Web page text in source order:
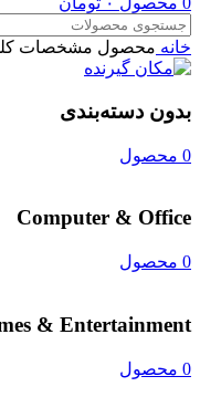
خانه محصول مشخصات
بدون دسته‌بندی
0 محصول
Computer & Office
0 محصول
& Entertainment
0 محصول